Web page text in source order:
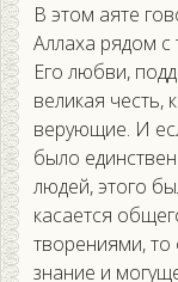
В этом аяте
Аллаха рядом с
Его любви,
великая честь,
верующие. И
было
людей, этого
касается
творениями,
знание и